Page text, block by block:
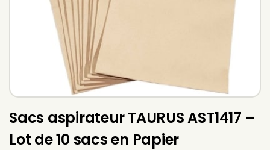
Sacs aspirateur TAURUS AST1417 –
Lot de 10 sacs en Papier